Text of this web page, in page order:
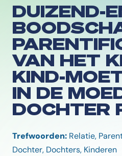
DUIZEND-
VAN HET
KIND-
IN DE
DOCHTER
Trefwoorden: Relatie,
Dochter, Dochters, Kinderen